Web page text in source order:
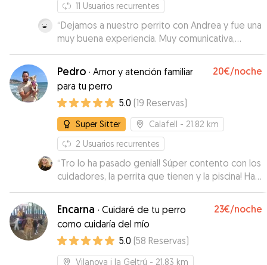
11 Usuarios recurrentes
“Dejamos a nuestro perrito con Andrea y fue una
muy buena experiencia. Muy comunicativa,
amable y comprensiva. Envió fotos y nos iba
contando cómo se encontraba Edi y qué tal se
iba adaptando. Sin duda si necesitamos a alguien
de confianza para que cuide a nuestro perrito,
volveremos a contactar con Andrea.
Pedro · Amor y atención familiar
para tu perro
20€/noche
5.0 (19 Reservas)
Super Sitter Calafell - 21.82 km
2 Usuarios recurrentes
“Tro lo ha pasado genial! Súper contento con los
cuidadores, la perrita que tienen y la piscina! Han
sido muy atentos en todo momento y a
cualquier hora. Se lo han llevado de paseo, a la
playa, cuidadosos con la comida y su estado de
ánimo y sin jaulas! Repetiremos seguro!
Encarna · Cuidaré de tu perro
como cuidaría del mío
23€/noche
5.0 (58 Reservas)
Vilanova i la Geltrú - 21.83 km